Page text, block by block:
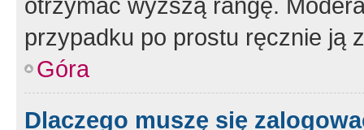
przypadku po prostu ręcznie ją
Góra
Dlaczego muszę się